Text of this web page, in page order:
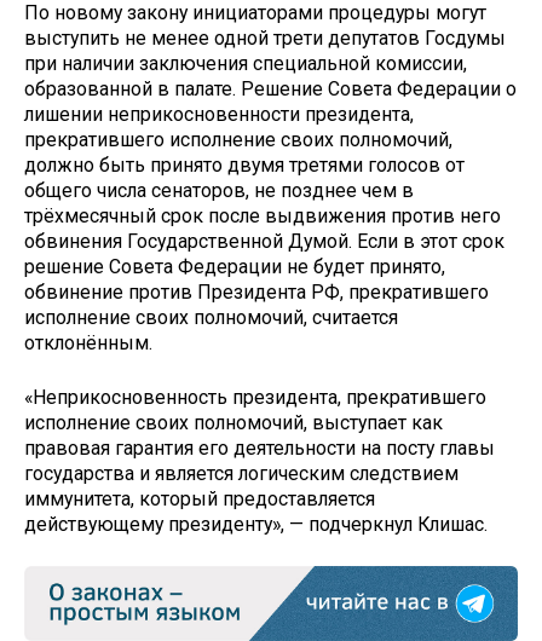
По новому закону инициаторами процедуры могут
выступить не менее одной трети депутатов Госдумы
при наличии заключения специальной комиссии,
образованной в палате. Решение Совета Федерации о
лишении неприкосновенности президента,
прекратившего исполнение своих полномочий,
должно быть принято двумя третями голосов от
общего числа сенаторов, не позднее чем в
трёхмесячный срок после выдвижения против него
обвинения Государственной Думой. Если в этот срок
решение Совета Федерации не будет принято,
обвинение против Президента РФ, прекратившего
исполнение своих полномочий, считается
отклонённым.
«Неприкосновенность президента, прекратившего
исполнение своих полномочий, выступает как
правовая гарантия его деятельности на посту главы
государства и является логическим следствием
иммунитета, который предоставляется
действующему президенту», — подчеркнул Клишас.